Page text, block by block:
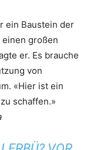
ein Baustein der
einen großen
er. Es brauche
von
«Hier ist ein
schaffen.»